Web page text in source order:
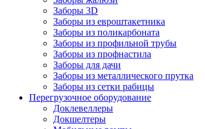
Заборы 3D
Заборы из евроштакетника
Заборы из поликарбоната
Заборы из профильной трубы
Заборы из профнастила
Заборы для дачи
Заборы из металлического прутка
Заборы из сетки рабицы
Перегрузочное оборудование
Доклевеллеры
Докшелтеры